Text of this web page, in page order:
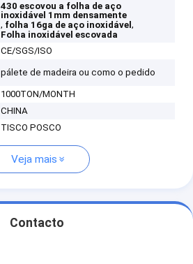
430 escovou a folha de aço
inoxidável 1mm densamente
, folha 16ga de aço inoxidável,
Folha inoxidável escovada
CE/SGS/ISO
pálete de madeira ou como o pedido
1000TON/MONTH
CHINA
TISCO POSCO
Veja mais
Contacto